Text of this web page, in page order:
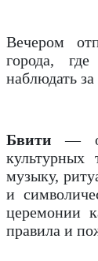
Вечером
города,
наблюдать за
Бвити—
культурных
музыку,
и
церемонии
правила и